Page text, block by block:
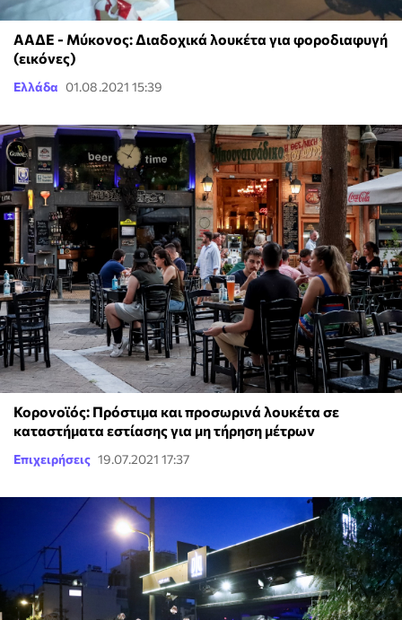
ΑΑΔΕ - Μύκονος: Διαδοχικά λουκέτα για φοροδιαφυγή
(εικόνες)
Ελλάδα 01.08.2021 15:39
Κορονοϊός: Πρόστιμα και προσωρινά λουκέτα σε
καταστήματα εστίασης για μη τήρηση μέτρων
Επιχειρήσεις 19.07.2021 17:37